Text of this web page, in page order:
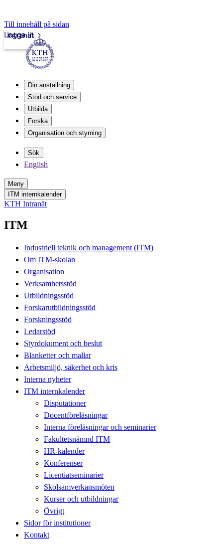
Till innehåll på sidan
Intranät
Logga in
Din anställning
Stöd och service
Utbilda
Forska
Organisation och styrning
Sök
English
Meny
ITM internkalender
KTH Intranät
ITM
Industriell teknik och management (ITM)
Om ITM-skolan
Organisation
Verksamhetsstöd
Utbildningsstöd
Forskarutbildningsstöd
Forskningsstöd
Ledarstöd
Styrdokument och beslut
Blanketter och mallar
Arbetsmiljö, säkerhet och kris
Interna nyheter
ITM internkalender
Disputationer
Docentföreläsningar
Interna föreläsningar och seminarier
Fakultetsnämnd ITM
HR-kalender
Konferenser
Licentiatseminarier
Skolsamverkansmöten
Kurser och utbildningar
Övrigt
Sidor för institutioner
Kontakt